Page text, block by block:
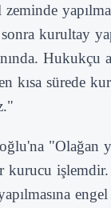
kurultay
Hukukçu
kısa sürede
"Olağan
işlemdir.